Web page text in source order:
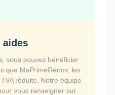
aides
vous pouvez bénéficier
que MaPrimeRénov, les
réduite. Notre équipe
vous renseigner sur